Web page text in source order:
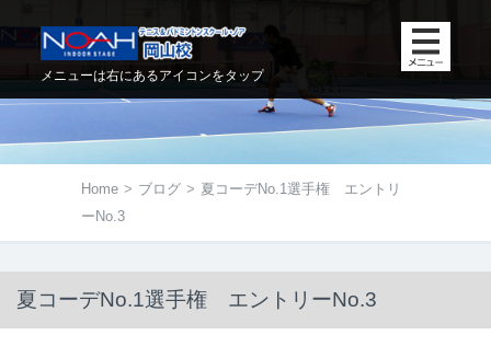
メニューは右にあるアイコンをタップ
Home > ブログ > 夏コーデNo.1選手権 エントリ
ーNo.3
夏コーデNo.1選手権 エントリーNo.3